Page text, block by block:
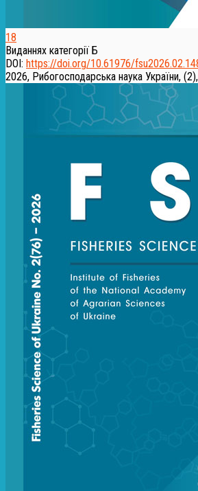
18
Виданнях категорії Б
DOI: https://doi.org/10.61976/
2026, Рибогосподарська наука України,